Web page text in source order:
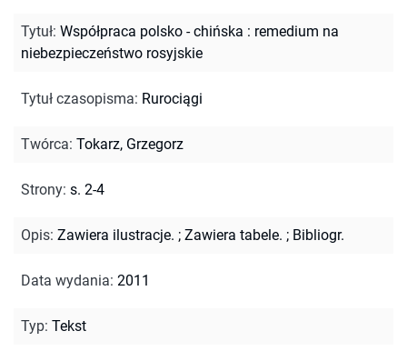
Tytuł: Współpraca polsko - chińska : remedium na
niebezpieczeństwo rosyjskie
Tytuł czasopisma: Rurociągi
Twórca: Tokarz, Grzegorz
Strony: s. 2-4
Opis: Zawiera ilustracje. ; Zawiera tabele. ; Bibliogr.
Data wydania: 2011
Typ: Tekst